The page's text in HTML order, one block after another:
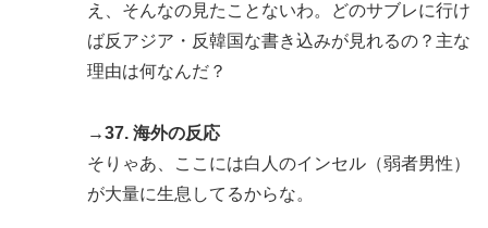
え、そんなの見たことないわ。どのサブレに行け
ば反アジア・反韓国な書き込みが見れるの？主な
理由は何なんだ？
→37. 海外の反応
そりゃあ、ここには白人のインセル（弱者男性）
が大量に生息してるからな。